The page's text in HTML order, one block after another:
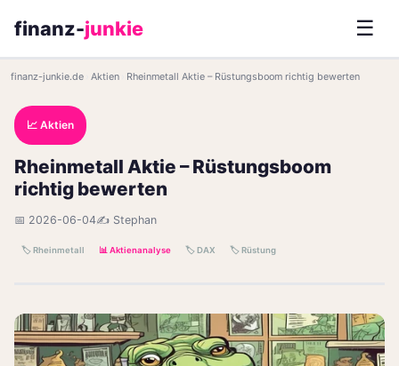
finanz-junkie ☰
finanz-junkie.de Aktien Rheinmetall Aktie – Rüstungsboom richtig bewerten
📈 Aktien
Rheinmetall Aktie – Rüstungsboom
richtig bewerten
📅 2026-06-04✍️ Stephan
🏷️ Rheinmetall 📊 Aktienanalyse 🏷️ DAX 🏷️ Rüstung